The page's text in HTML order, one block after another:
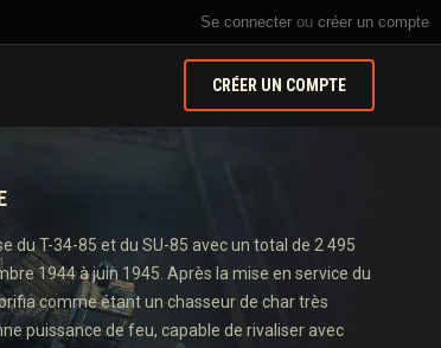
Se connecter ou créer un compte
CRÉER UN COMPTE
du T-34-85 et du SU-85 avec un total de 2 495
1944 à juin 1945. Après la mise en service du
comme étant un chasseur de char très
puissance de feu, capable de rivaliser avec